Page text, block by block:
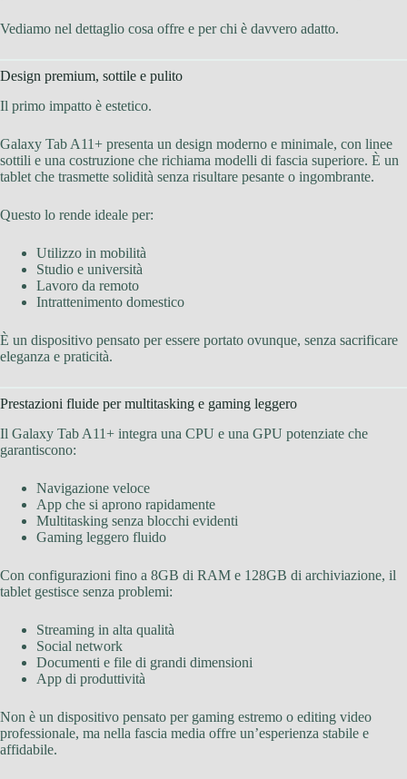
Vediamo nel dettaglio cosa offre e per chi è davvero adatto.
Design premium, sottile e pulito
Il primo impatto è estetico.
Galaxy Tab A11+ presenta un design moderno e minimale, con linee
sottili e una costruzione che richiama modelli di fascia superiore. È un
tablet che trasmette solidità senza risultare pesante o ingombrante.
Questo lo rende ideale per:
Utilizzo in mobilità
Studio e università
Lavoro da remoto
Intrattenimento domestico
È un dispositivo pensato per essere portato ovunque, senza sacrificare
eleganza e praticità.
Prestazioni fluide per multitasking e gaming leggero
Il Galaxy Tab A11+ integra una CPU e una GPU potenziate che
garantiscono:
Navigazione veloce
App che si aprono rapidamente
Multitasking senza blocchi evidenti
Gaming leggero fluido
Con configurazioni fino a 8GB di RAM e 128GB di archiviazione, il
tablet gestisce senza problemi:
Streaming in alta qualità
Social network
Documenti e file di grandi dimensioni
App di produttività
Non è un dispositivo pensato per gaming estremo o editing video
professionale, ma nella fascia media offre un’esperienza stabile e
affidabile.